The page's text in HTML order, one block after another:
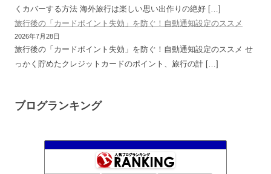
くカバーする方法 海外旅行は楽しい思い出作りの絶好 […]
旅行後の「カードポイント失効」を防ぐ！自動通知設定のススメ
2026年7月28日
旅行後の「カードポイント失効」を防ぐ！自動通知設定のススメ せ
っかく貯めたクレジットカードのポイント、旅行の計 […]
ブログランキング
71位 むねろぐ 〜米国株式・配当再投資でまったりリッチ〜
ぐうたらサラリーマンの資産運用